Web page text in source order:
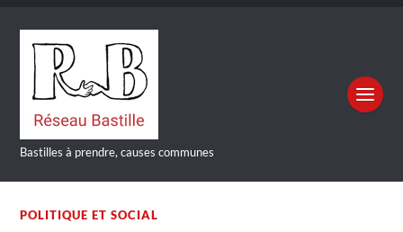
Bastilles à prendre, causes communes
POLITIQUE ET SOCIAL